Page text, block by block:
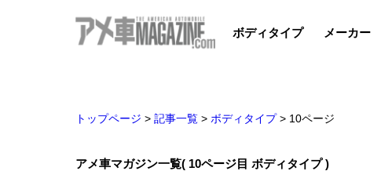
ボディタイプ メーカー
トップページ > 記事一覧 > ボディタイプ > 10ページ
アメ車マガジン一覧( 10ページ目 ボディタイプ )